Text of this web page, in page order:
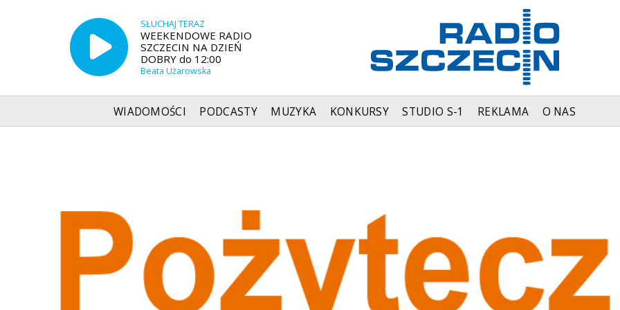
SŁUCHAJ TERAZ
WEEKENDOWE RADIO
SZCZECIN NA DZIEŃ
DOBRY do 12:00
Beata Użarowska
WIADOMOŚCI PODCASTY MUZYKA KONKURSY STUDIO S-1 REKLAMA O NAS